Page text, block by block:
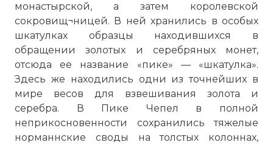
монастырской, а затем королевской
сокровищ¬ницей. В ней хранились в особых
шкатулках образцы находившихся в
обращении золотых и серебряных монет,
отсюда ее название «пике» — «шкатулка».
Здесь же находились одни из точнейших в
мире весов для взвешивания золота и
серебра. В Пике Чепел в полной
неприкосновенности сохранились тяжелые
норманнские своды на толстых колоннах,